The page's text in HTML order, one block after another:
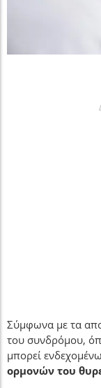
Σύμφωνα με τα
του συνδρόμου,
μπορεί
ορμονών του